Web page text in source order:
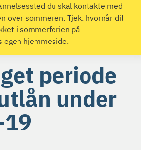
du skal kontakte med
over sommeren. Tjek, hvornår dit
i sommerferien på
egen hjemmeside.
periode
under
19